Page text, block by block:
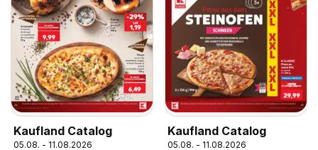
Kaufland Catalog
05.08. - 11.08.2026
Kaufland Catalog
05.08. - 11.08.2026